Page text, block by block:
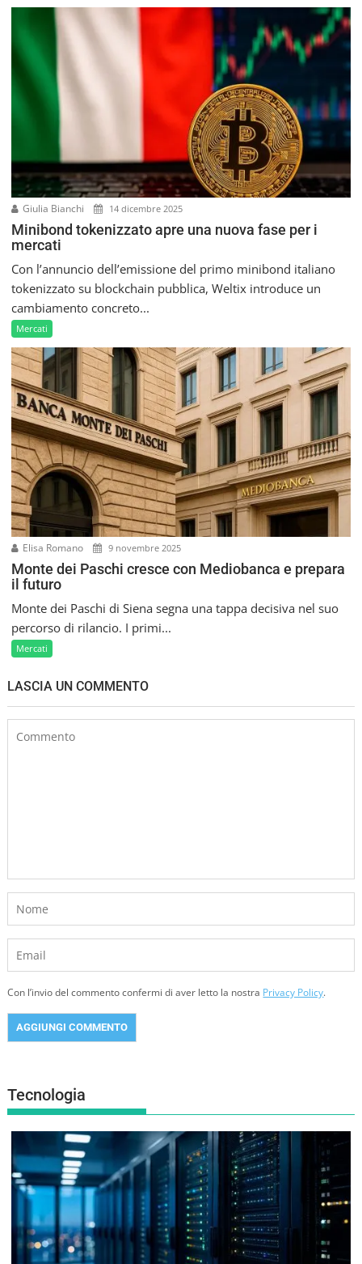
Giulia Bianchi 14 dicembre 2025
Minibond tokenizzato apre una nuova fase per i
mercati
Con l’annuncio dell’emissione del primo minibond italiano
tokenizzato su blockchain pubblica, Weltix introduce un
cambiamento concreto...
Mercati
Elisa Romano 9 novembre 2025
Monte dei Paschi cresce con Mediobanca e prepara
il futuro
Monte dei Paschi di Siena segna una tappa decisiva nel suo
percorso di rilancio. I primi...
Mercati
LASCIA UN COMMENTO
Con l’invio del commento confermi di aver letto la nostra Privacy Policy.
Tecnologia